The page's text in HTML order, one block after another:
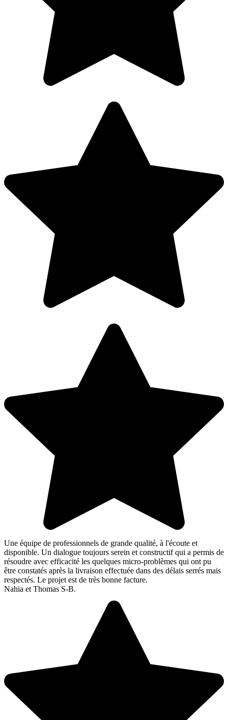
Une équipe de professionnels de grande qualité, à l'écoute et
disponible. Un dialogue toujours serein et constructif qui a permis de
résoudre avec efficacité les quelques micro-problèmes qui ont pu
être constatés après la livraison effectuée dans des délais serrés mais
respectés. Le projet est de très bonne facture.
Nahia et Thomas S-B.